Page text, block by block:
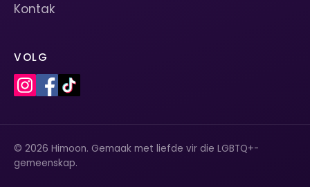
Kontak
VOLG
© 2026 Himoon. Gemaak met liefde vir die LGBTQ+-
gemeenskap.